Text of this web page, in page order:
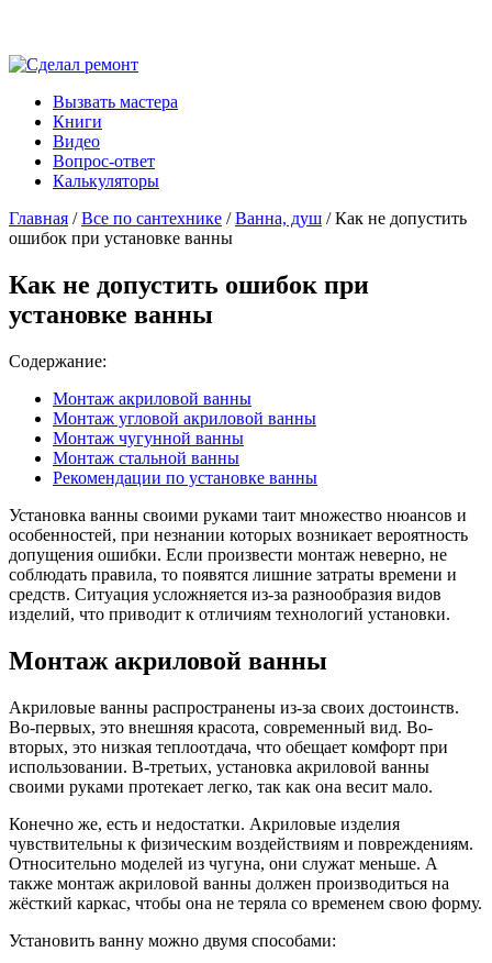
Вызвать мастера
Книги
Видео
Вопрос-ответ
Калькуляторы
Главная /Все по сантехнике /Ванна, душ / Как не допустить
ошибок при установке ванны
Как не допустить ошибок при
установке ванны
Содержание:
Монтаж акриловой ванны
Монтаж угловой акриловой ванны
Монтаж чугунной ванны
Монтаж стальной ванны
Рекомендации по установке ванны
Установка ванны своими руками таит множество нюансов и
особенностей, при незнании которых возникает вероятность
допущения ошибки. Если произвести монтаж неверно, не
соблюдать правила, то появятся лишние затраты времени и
средств. Ситуация усложняется из-за разнообразия видов
изделий, что приводит к отличиям технологий установки.
Монтаж акриловой ванны
Акриловые ванны распространены из-за своих достоинств.
Во-первых, это внешняя красота, современный вид. Во-
вторых, это низкая теплоотдача, что обещает комфорт при
использовании. В-третьих, установка акриловой ванны
своими руками протекает легко, так как она весит мало.
Конечно же, есть и недостатки. Акриловые изделия
чувствительны к физическим воздействиям и повреждениям.
Относительно моделей из чугуна, они служат меньше. А
также монтаж акриловой ванны должен производиться на
жёсткий каркас, чтобы она не теряла со временем свою форму.
Установить ванну можно двумя способами: